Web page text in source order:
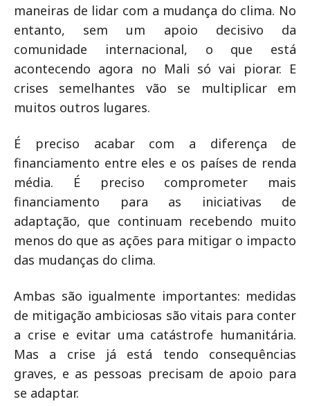
maneiras de lidar com a mudança do clima. No
entanto, sem um apoio decisivo da
comunidade internacional, o que está
acontecendo agora no Mali só vai piorar. E
crises semelhantes vão se multiplicar em
muitos outros lugares.
É preciso acabar com a diferença de
financiamento entre eles e os países de renda
média. É preciso comprometer mais
financiamento para as iniciativas de
adaptação, que continuam recebendo muito
menos do que as ações para mitigar o impacto
das mudanças do clima.
Ambas são igualmente importantes: medidas
de mitigação ambiciosas são vitais para conter
a crise e evitar uma catástrofe humanitária.
Mas a crise já está tendo consequências
graves, e as pessoas precisam de apoio para
se adaptar.